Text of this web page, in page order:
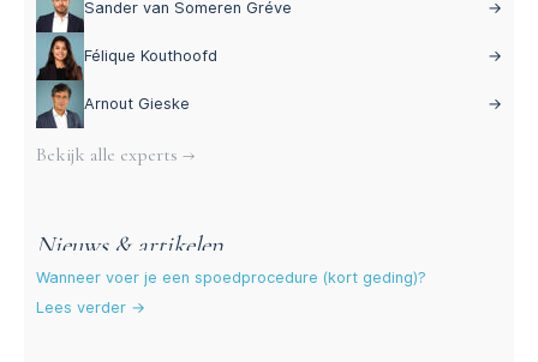
Sander van Someren Gréve →
Félique Kouthoofd →
Arnout Gieske →
Bekijk alle experts →
Nieuws & artikelen
Wanneer voer je een spoedprocedure (kort geding)?
Lees verder →